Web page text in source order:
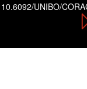
10.6092/UNIBO/